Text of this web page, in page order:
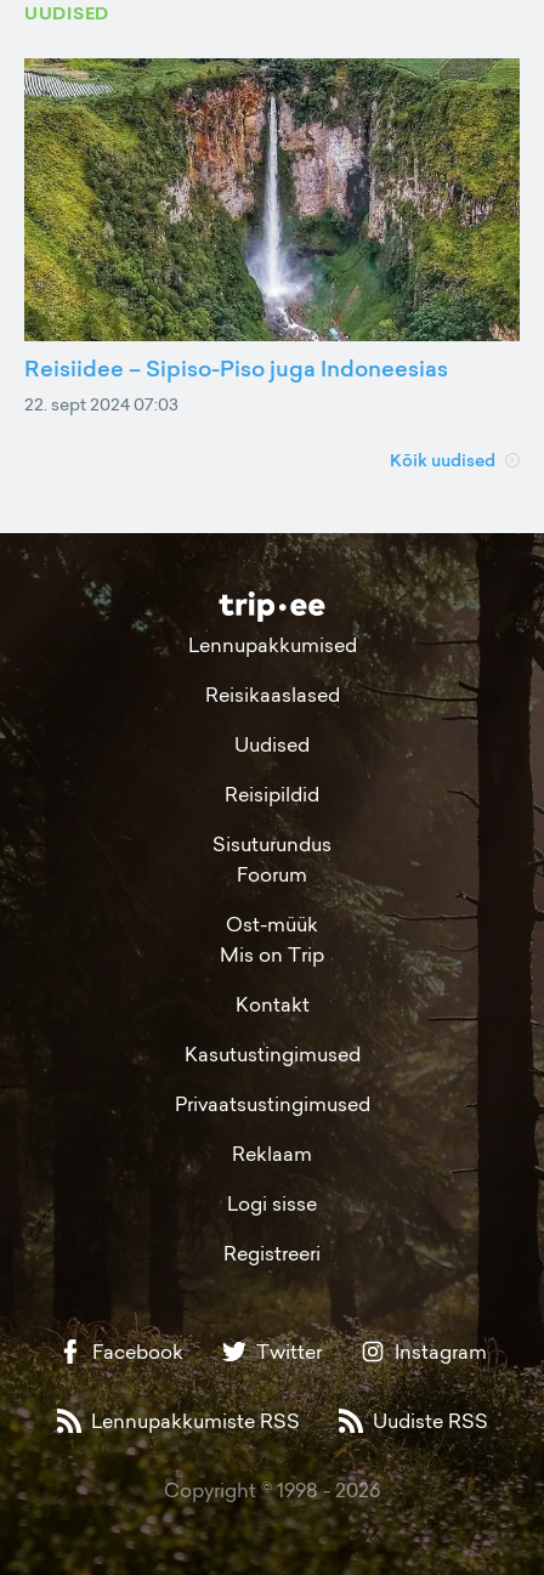
UUDISED
Reisiidee – Sipiso-Piso juga Indoneesias
22. sept 2024 07:03
Kõik uudised
Lennupakkumised
Reisikaaslased
Uudised
Reisipildid
Sisuturundus
Foorum
Ost-müük
Mis on Trip
Kontakt
Kasutustingimused
Privaatsustingimused
Reklaam
Logi sisse
Registreeri
Facebook Twitter Instagram
Lennupakkumiste RSS Uudiste RSS
Copyright © 1998 -2026